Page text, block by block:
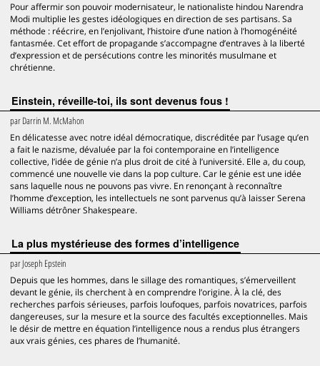
Pour affermir son pouvoir modernisateur, le nationaliste hindou Narendra
Modi multiplie les gestes idéologiques en direction de ses partisans. Sa
méthode : réécrire, en l’enjolivant, l’histoire d’une nation à l’homogénéité
fantasmée. Cet effort de propagande s’accompagne d’entraves à la liberté
d’expression et de persécutions contre les minorités musulmane et
chrétienne.
Einstein, réveille-toi, ils sont devenus fous !
parDarrin M. McMahon
En délicatesse avec notre idéal démocratique, discréditée par l’usage qu’en
a fait le nazisme, dévaluée par la foi contemporaine en l’intelligence
collective, l’idée de génie n’a plus droit de cité à l’université. Elle a, du coup,
commencé une nouvelle vie dans la pop culture. Car le génie est une idée
sans laquelle nous ne pouvons pas vivre. En renonçant à reconnaître
l’homme d’exception, les intellectuels ne sont parvenus qu’à laisser Serena
Williams détrôner Shakespeare.
La plus mystérieuse des formes d’intelligence
parJoseph Epstein
Depuis que les hommes, dans le sillage des romantiques, s’émerveillent
devant le génie, ils cherchent à en comprendre l’origine. À la clé, des
recherches parfois sérieuses, parfois loufoques, parfois novatrices, parfois
dangereuses, sur la mesure et la source des facultés exceptionnelles. Mais
le désir de mettre en équation l’intelligence nous a rendus plus étrangers
aux vrais génies, ces phares de l’humanité.